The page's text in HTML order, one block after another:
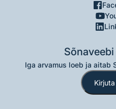
Iga arvamus loeb ja aitab